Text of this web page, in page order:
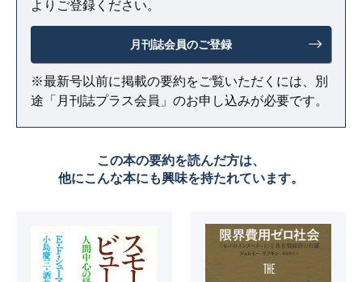
よりご登録ください。
月刊誌会員のご登録
※最新号以前に掲載の要約をご覧いただくには、別
途「月刊誌プラス会員」のお申し込みが必要です。
この本の要約を読んだ方は、
他にこんな本にも興味を持たれています。